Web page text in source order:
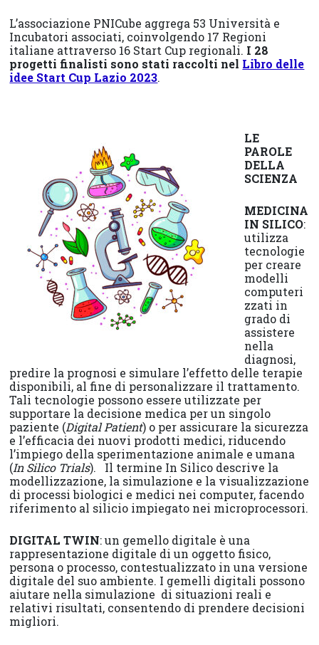
L’associazione PNICube aggrega 53 Università e
Incubatori associati, coinvolgendo 17 Regioni
italiane attraverso 16 Start Cup regionali. I 28
progetti finalisti sono stati raccolti nel Libro delle
idee Start Cup Lazio 2023.
LE
PAROLE
DELLA
SCIENZA
MEDICINA
IN SILICO:
utilizza
tecnologie
per creare
modelli
computeri
zzati in
grado di
assistere
nella
diagnosi,
predire la prognosi e simulare l’effetto delle terapie
disponibili, al fine di personalizzare il trattamento.
Tali tecnologie possono essere utilizzate per
supportare la decisione medica per un singolo
paziente (Digital Patient) o per assicurare la sicurezza
e l’efficacia dei nuovi prodotti medici, riducendo
l’impiego della sperimentazione animale e umana
(In Silico Trials). Il termine In Silico descrive la
modellizzazione, la simulazione e la visualizzazione
di processi biologici e medici nei computer, facendo
riferimento al silicio impiegato nei microprocessori.
DIGITAL TWIN: un gemello digitale è una
rappresentazione digitale di un oggetto fisico,
persona o processo, contestualizzato in una versione
digitale del suo ambiente. I gemelli digitali possono
aiutare nella simulazione di situazioni reali e
relativi risultati, consentendo di prendere decisioni
migliori.